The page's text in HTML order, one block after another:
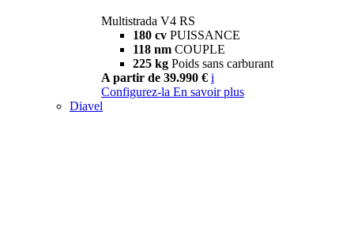
Multistrada V4 RS
180 cv PUISSANCE
118 nm COUPLE
225 kg Poids sans carburant
A partir de 39.990 € i
Configurez-la En savoir plus
Diavel